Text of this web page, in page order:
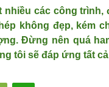
nhiều các công
không đẹp, kém
Đừng nên quá
tôi sẽ đáp ứng tất